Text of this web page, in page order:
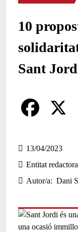
10
Sant
Comparteix
a
c
e
o
13/04/2023
Entitat redactora
Autor/a
Dani